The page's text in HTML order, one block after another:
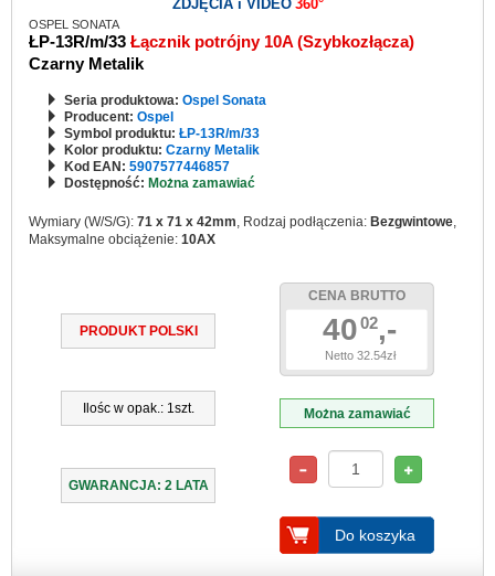
ZDJĘCIA i VIDEO 360°
OSPEL SONATA
ŁP-13R/m/33 Łącznik potrójny 10A (Szybkozłącza)
Czarny Metalik
Seria produktowa: Ospel Sonata
Producent: Ospel
Symbol produktu: ŁP-13R/m/33
Kolor produktu: Czarny Metalik
Kod EAN: 5907577446857
Dostępność: Można zamawiać
Wymiary (W/S/G): 71 x 71 x 42mm, Rodzaj podłączenia: Bezgwintowe,
Maksymalne obciążenie: 10AX
PRODUKT POLSKI
Ilośc w opak.: 1szt.
GWARANCJA: 2 LATA
CENA BRUTTO
4002,-
Netto 32.54zł
Można zamawiać
Do koszyka